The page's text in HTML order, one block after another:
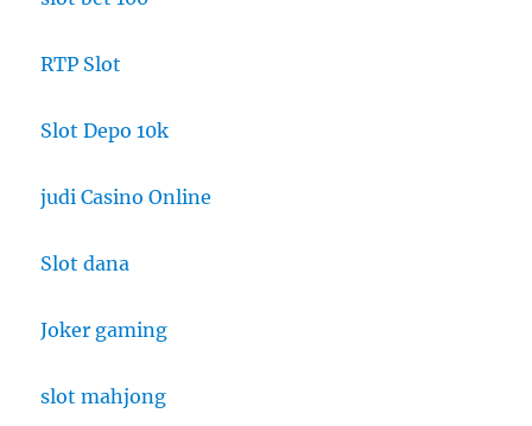
RTP Slot
Slot Depo 10k
judi Casino Online
Slot dana
Joker gaming
slot mahjong